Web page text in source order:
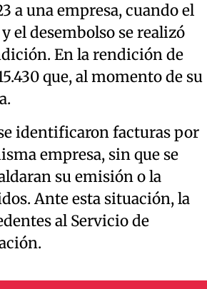
a una empresa, cuando el
el desembolso se realizó
En la rendición de
que, al momento de su
identificaron facturas por
empresa, sin que se
su emisión o la
Ante esta situación, la
al Servicio de